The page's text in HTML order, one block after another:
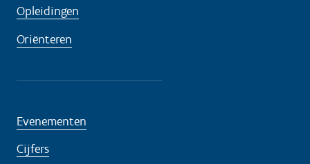
Opleidingen
Oriënteren
Evenementen
Cijfers